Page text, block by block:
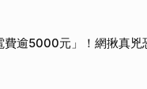
逾5000元」！網揪真兇